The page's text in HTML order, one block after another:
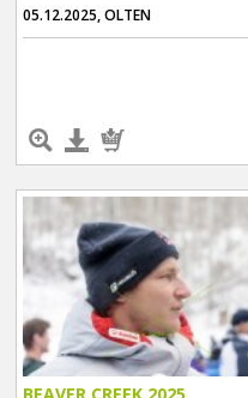
05.12.2025, OLTEN